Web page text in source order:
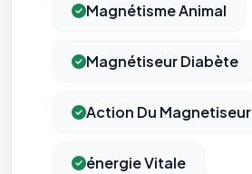
Magnétisme Animal
Magnétiseur Diabète
Action Du Magnetiseur
énergie Vitale